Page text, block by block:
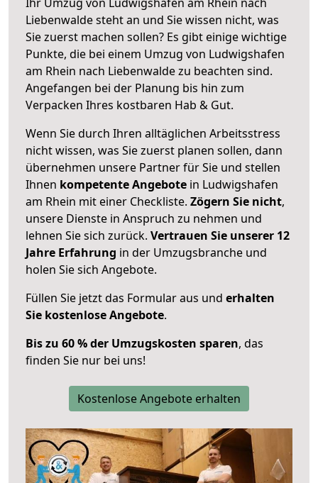
Liebenwalde steht an und Sie wissen nicht, was
Sie zuerst machen sollen? Es gibt einige wichtige
Punkte, die bei einem Umzug von Ludwigshafen
am Rhein nach Liebenwalde zu beachten sind.
Angefangen bei der Planung bis hin zum
Verpacken Ihres kostbaren Hab & Gut.
Wenn Sie durch Ihren alltäglichen Arbeitsstress
nicht wissen, was Sie zuerst planen sollen, dann
übernehmen unsere Partner für Sie und stellen
Ihnen kompetente Angebote in Ludwigshafen
am Rhein mit einer Checkliste. Zögern Sie nicht,
unsere Dienste in Anspruch zu nehmen und
lehnen Sie sich zurück. Vertrauen Sie unserer 12
Jahre Erfahrung in der Umzugsbranche und
holen Sie sich Angebote.
Füllen Sie jetzt das Formular aus und erhalten
Sie kostenlose Angebote.
Bis zu 60 % der Umzugskosten sparen, das
finden Sie nur bei uns!
Kostenlose Angebote erhalten